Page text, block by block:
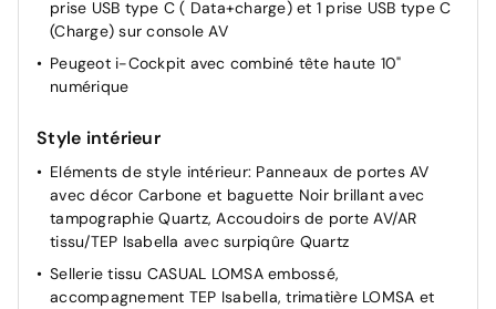
Appuis-tête réglables en hauteur AV (x2) et AR (x3)
Direction assistée
Pare-brise teinté acoustique
Rétroviseur intérieur électrochrome
l'AR)
Console haute avec accoudoir & frein de
stationnement électrique 1 prise USB type C (Charge)
Sélecteur de mode de conduite Normal/Eco
prise USB type C ( Data+charge) et 1 prise USB type C
(Charge) sur console AV
Peugeot i-Cockpit avec combiné tête haute 10"
numérique
Style intérieur
Eléments de style intérieur: Panneaux de portes AV
avec décor Carbone et baguette Noir brillant avec
tampographie Quartz, Accoudoirs de porte AV/AR
tissu/TEP Isabella avec surpiqûre Quartz
Sellerie tissu CASUAL LOMSA embossé,
accompagnement TEP Isabella, trimatière LOMSA et